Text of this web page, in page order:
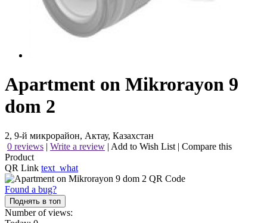
Apartment on Mikrorayon 9
dom 2
2, 9-й микрорайон, Актау, Казахстан
0 reviews | Write a review | Add to Wish List | Compare this
Product
QR Link text_what
Found a bug?
Поднять в топ
Number of views: